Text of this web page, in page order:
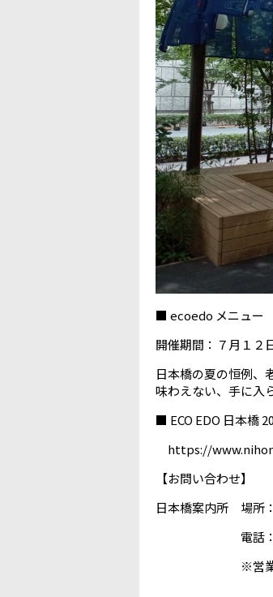
■ ecoedo メニュー
開催期間：７月１
日本橋の夏の恒例、
味わえない、手に入
■ ECO EDO 日本橋
https://
【お問い合わせ】
日本橋案内所 場所
電話：03-3242-
※営業時間は